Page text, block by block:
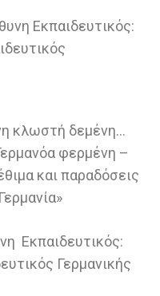
Εκπαιδευτικός:
κλωστή δεμένη…
φερμένη –
και παραδόσεις
Εκπαιδευτικός:
Γερμανικής